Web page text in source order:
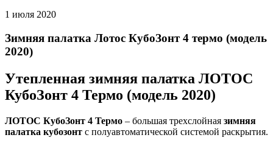
1 июля 2020
Зимняя палатка Лотос КубоЗонт 4 термо (модель
2020)
Утепленная зимняя палатка ЛОТОС
КубоЗонт 4 Термо (модель 2020)
ЛОТОС КубоЗонт 4 Термо – большая трехслойная зимняя
палатка кубозонт с полуавтоматической системой раскрытия.